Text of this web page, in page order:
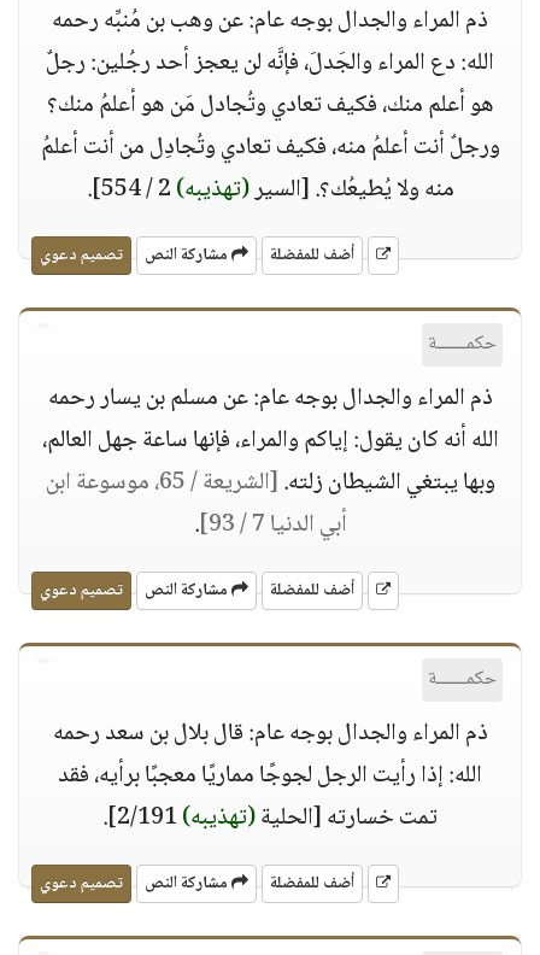
ذم المراء والجدال بوجه عام: عن وهب بن مُنبِّه رحمه
الله: دع المراء والجَدلَ، فإنَّه لن يعجز أحد رجُلين: رجلٌ
هو أعلم منك، فكيف تعادي وتُجادل مَن هو أعلمُ منك؟
ورجلٌ أنت أعلمُ منه، فكيف تعادي وتُجادِل من أنت أعلمُ
منه ولا يُطيعُك؟. [السير(تهذيبه)
أضف للمفضلة مشاركة النص تصميم دعوي
حكمــــــة
ذم المراء والجدال بوجه عام: عن مسلم بن يسار رحمه
الله أنه كان يقول: إياكم والمراء، فإنها ساعة جهل العالم،
وبها يبتغي الشيطان زلته.
[الشريعة / 65، موسوعة ابن
أبي الدنيا 7 / 93]
.
أضف للمفضلة مشاركة النص تصميم دعوي
حكمــــــة
ذم المراء والجدال بوجه عام: قال بلال بن سعد رحمه
الله: إذا رأيت الرجل لجوجًا مماريًا معجبًا برأيه، فقد
تمت خسارته [الحلية(تهذيبه)
أضف للمفضلة مشاركة النص تصميم دعوي